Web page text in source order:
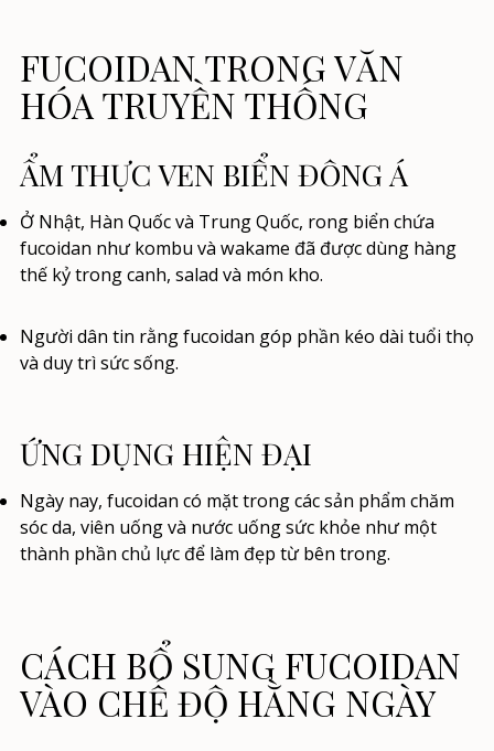
FUCOIDAN TRONG VĂN
HÓA TRUYỀN THỐNG
ẨM THỰC VEN BIỂN ĐÔNG Á
Ở Nhật, Hàn Quốc và Trung Quốc, rong biển chứa
fucoidan như kombu và wakame đã được dùng hàng
thế kỷ trong canh, salad và món kho.
Người dân tin rằng fucoidan góp phần kéo dài tuổi thọ
và duy trì sức sống.
ỨNG DỤNG HIỆN ĐẠI
Ngày nay, fucoidan có mặt trong các sản phẩm chăm
sóc da, viên uống và nước uống sức khỏe như một
thành phần chủ lực để làm đẹp từ bên trong.
CÁCH BỔ SUNG FUCOIDAN
VÀO CHẾ ĐỘ HẰNG NGÀY